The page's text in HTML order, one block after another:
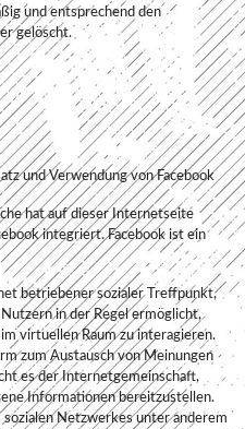
und entsprechend den
gelöscht.
und Verwendung von Facebook
hat auf dieser Internetseite
integriert. Facebook ist ein
betriebener sozialer Treffpunkt,
in der Regel ermöglicht,
virtuellen Raum zu interagieren.
zum Austausch von Meinungen
es der Internetgemeinschaft,
Informationen bereitzustellen.
Netzwerkes unter anderem